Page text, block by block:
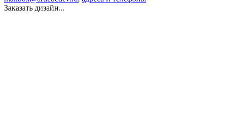
Заказать дизайн...